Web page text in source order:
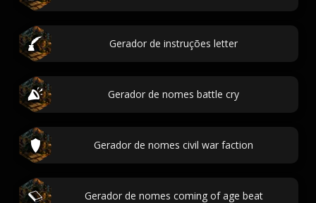
Gerador de instruções letter
Gerador de nomes battle cry
Gerador de nomes civil war faction
Gerador de nomes coming of age beat